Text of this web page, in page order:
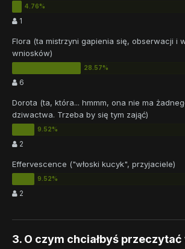
1
Flora (ta mistrzyni gapienia się, obserwacji i
wniosków)
6
Dorota (ta, która... hmmm, ona nie ma
dziwactwa. Trzeba by się tym zająć)
2
Effervescence ("włoski kucyk", przyjaciele)
2
3. O czym chciałbyś